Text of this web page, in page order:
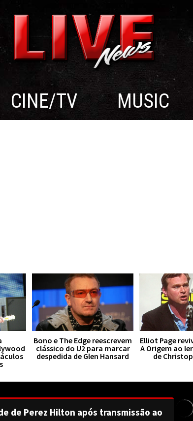
CINE/TV MUSIC
Bono e The Edge reescrevem
clássico do U2 para marcar
despedida de Glen Hansard
Elliot Page
A Origem ao
de
de Perez Hilton após transmissão ao